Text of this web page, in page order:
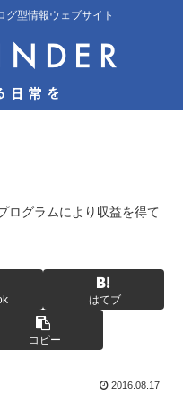
グ型情報ウェブサイト
ログラムにより収益を得て
はてブ
コピー
2016.08.17